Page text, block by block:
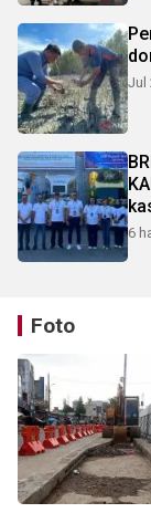
Jul
6
Foto